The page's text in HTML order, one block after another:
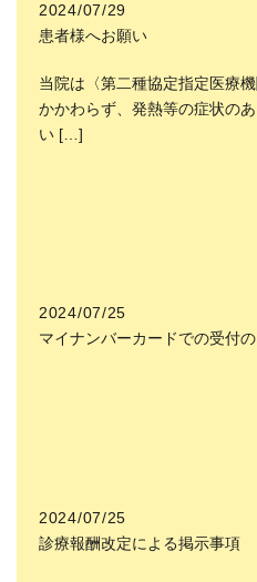
2024/07/29
患者様へお願い
当院は〈第二種協定指定医療
かかわらず、発熱等の症状の
い […]
2024/07/25
マイナンバーカードでの受付
2024/07/25
診療報酬改定による掲示事項